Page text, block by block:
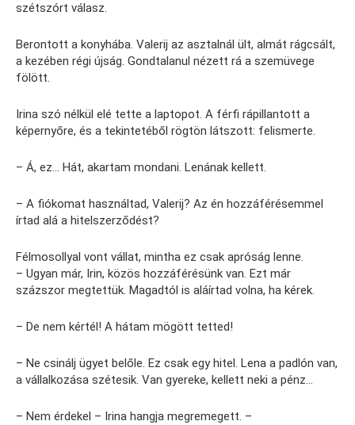
szétszórt válasz.
Berontott a konyhába. Valerij az asztalnál ült, almát rágcsált,
a kezében régi újság. Gondtalanul nézett rá a szemüvege
fölött.
Irina szó nélkül elé tette a laptopot. A férfi rápillantott a
képernyőre, és a tekintetéből rögtön látszott: felismerte.
– Á, ez… Hát, akartam mondani. Lenának kellett.
– A fiókomat használtad, Valerij? Az én hozzáférésemmel
írtad alá a hitelszerződést?
Félmosollyal vont vállat, mintha ez csak apróság lenne.
– Ugyan már, Irin, közös hozzáférésünk van. Ezt már
százszor megtettük. Magadtól is aláírtad volna, ha kérek.
– De nem kértél! A hátam mögött tetted!
– Ne csinálj ügyet belőle. Ez csak egy hitel. Lena a padlón van,
a vállalkozása szétesik. Van gyereke, kellett neki a pénz…
– Nem érdekel – Irina hangja megremegett. –